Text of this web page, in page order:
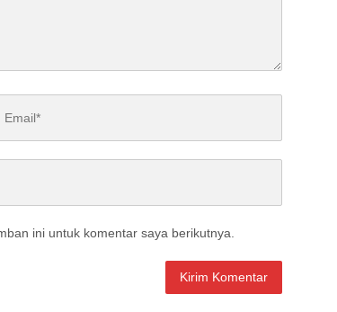
ini untuk komentar saya berikutnya.